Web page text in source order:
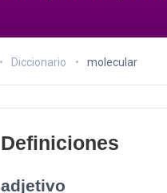
Diccionario molecular
Definiciones
adjetivo